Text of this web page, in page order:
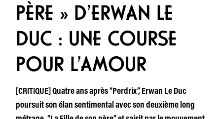
PÈRE » D’ERWAN LE
DUC : UNE COURSE
POUR L’AMOUR
[CRITIQUE] Quatre ans après “Perdrix”, Erwan Le Duc
poursuit son élan sentimental avec son deuxième long